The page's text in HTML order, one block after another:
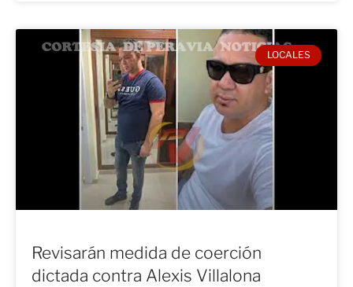
LOCALES
Revisarán medida de coerción
dictada contra Alexis Villalona